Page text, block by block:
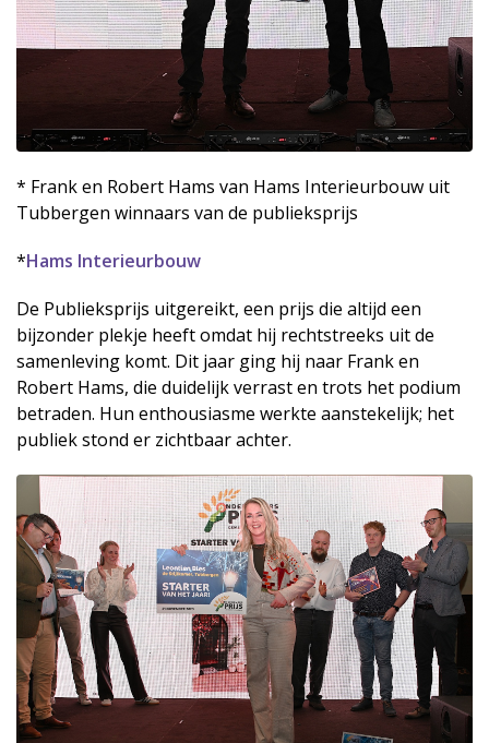
* Frank en Robert Hams van Hams Interieurbouw uit
Tubbergen winnaars van de publieksprijs
*Hams Interieurbouw
De Publieksprijs uitgereikt, een prijs die altijd een
bijzonder plekje heeft omdat hij rechtstreeks uit de
samenleving komt. Dit jaar ging hij naar Frank en
Robert Hams, die duidelijk verrast en trots het podium
betraden. Hun enthousiasme werkte aanstekelijk; het
publiek stond er zichtbaar achter.